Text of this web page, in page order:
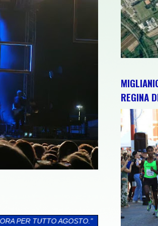
>> POPOLI TERME: CON 123 ISCRITTI LA 64ª
REGINA